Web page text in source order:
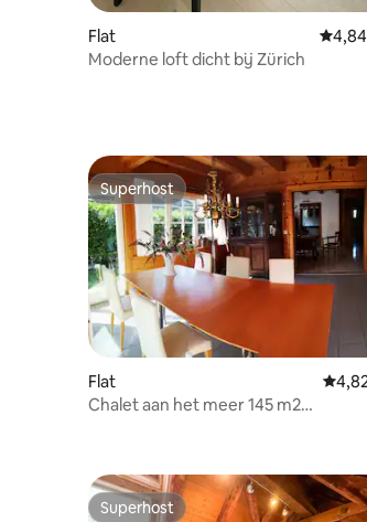
Flat
Moderne loft dicht bij Zürich
Superhost
Superhost
Flat
Chalet aan het meer 145 m2
Superhost
Superhost